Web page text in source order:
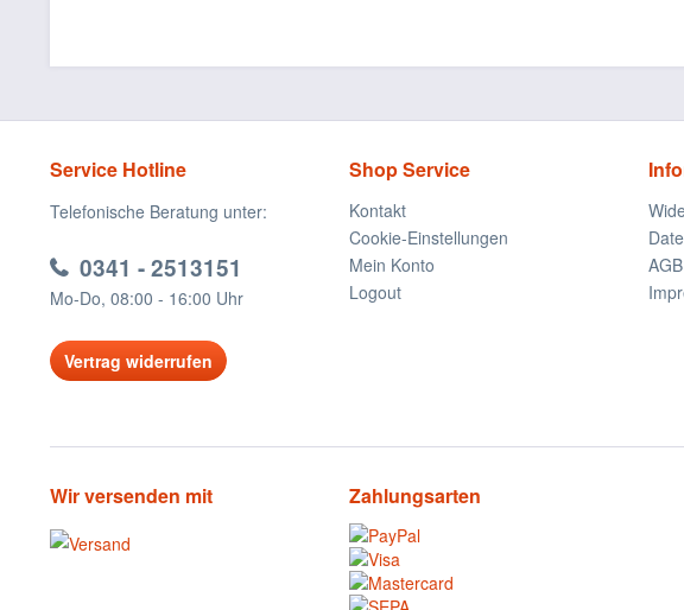
Service Hotline
Telefonische Beratung unter:
0341 - 2513151
Mo-Do, 08:00 - 16:00 Uhr
Vertrag widerrufen
Shop Service
Kontakt
Cookie-Einstellungen
Mein Konto
Logout
AGB
Wir versenden mit Zahlungsarten